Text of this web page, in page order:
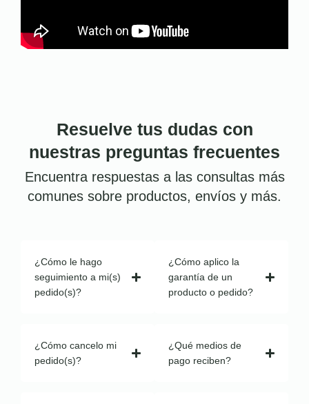
Resuelve tus dudas con
nuestras preguntas frecuentes
Encuentra respuestas a las consultas más
comunes sobre productos, envíos y más.
¿Cómo le hago
seguimiento a mi(s)
pedido(s)?
¿Cómo cancelo mi
pedido(s)?
¿Cómo aplico la
garantía de un
producto o pedido?
¿Qué medios de
pago reciben?